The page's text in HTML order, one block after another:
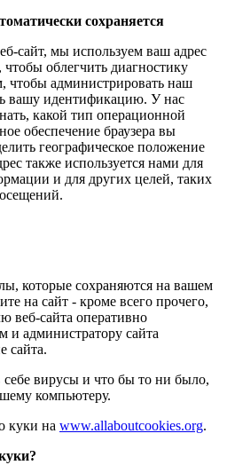
сохраняется
сайт, мы используем ваш адрес
облегчить диагностику
чтобы администрировать наш
вашу идентификацию. У нас
какой тип операционной
обеспечение браузера вы
географическое положение
также используется нами для
и для других целей, таких
которые сохраняются на вашем
на сайт - кроме всего прочего,
веб-сайта оперативно
и администратору сайта
сайта.
себе вирусы и что бы то ни было,
компьютеру.
куки на www.allaboutcookies.org.